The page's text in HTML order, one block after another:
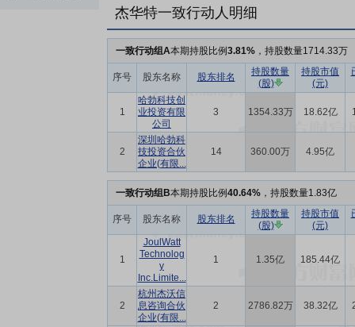
杰华特一致行动人明细
一致行动组A本期持股比例3.81% ，持股数量1714.33万
序号 股东名称 股东排名
持股数量
(股)
持股市值
(元)
1
哈勃科技创
业投资有限
公司
3 1354.33万 18.62亿
2
深圳哈勃科
技投资合伙
企业(有限...
14 360.00万 4.95亿
一致行动组B本期持股比例40.64% ，持股数量1.83亿
序号 股东名称 股东排名
持股数量
(股)
持股市值
(元)
1
JoulWatt
Technolog
y
Inc.Limite...
1 1.35亿 185.44亿
2
杭州杰沃信
息咨询合伙
企业(有限...
2 2786.82万 38.32亿